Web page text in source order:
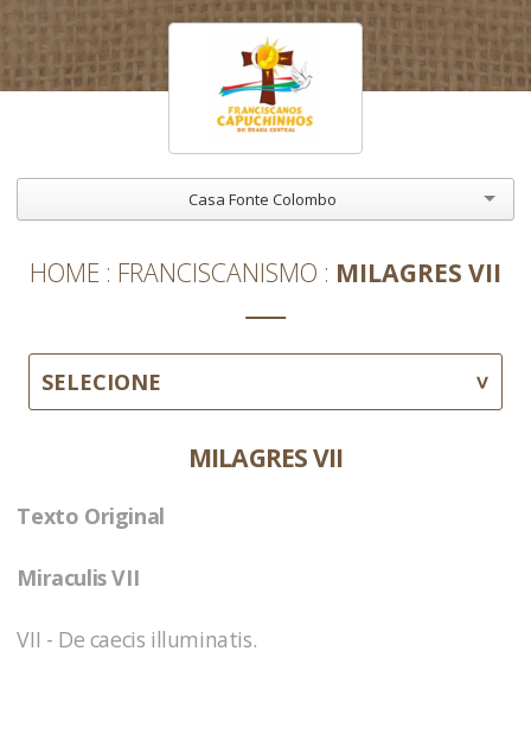
Casa Fonte Colombo
HOME FRANCISCANISMO MILAGRES VII
SELECIONE
MILAGRES VII
Texto Original
Miraculis VII
VII - De caecis illuminatis.